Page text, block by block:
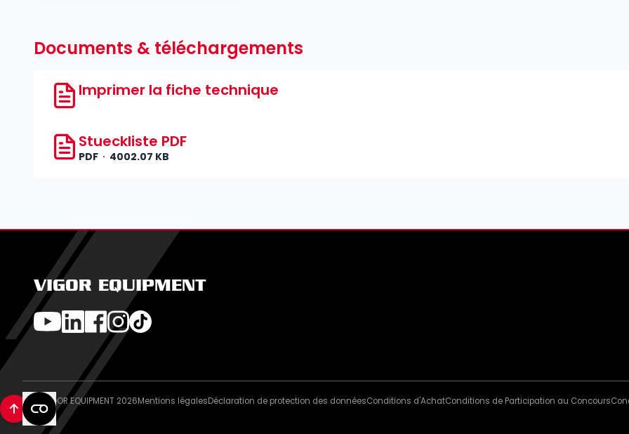
Documents & téléchargements
Imprimer la fiche technique
Stueckliste PDF
PDF 4002.07 KB
VIGOR EQUIPMENT
© VIGOR EQUIPMENT 2026Mentions légalesDéclaration de protection des donnéesConditions d'AchatConditions de Participation au Concours